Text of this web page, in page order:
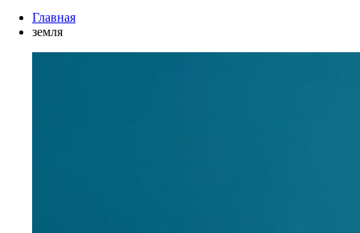
Главная
земля